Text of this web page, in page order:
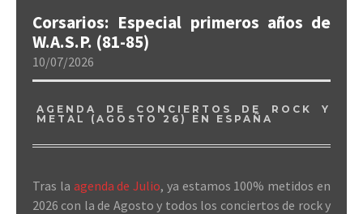
Corsarios: Especial primeros años de
W.A.S.P. (81-85)
10/07/2026
AGENDA DE CONCIERTOS DE ROCK Y
METAL (AGOSTO 26) EN ESPAÑA
Tras la agenda de Julio, ya estamos 100% metidos en
2026 con la de Agosto y todos los conciertos de rock y